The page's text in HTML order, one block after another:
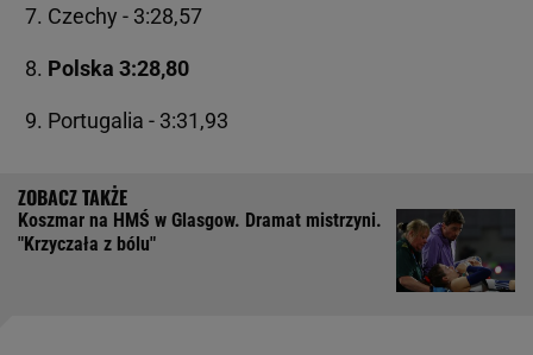
Czechy - 3:28,57
Polska 3:28,80
Portugalia - 3:31,93
Koszmar na HMŚ w Glasgow. Dramat mistrzyni.
"Krzyczała z bólu"